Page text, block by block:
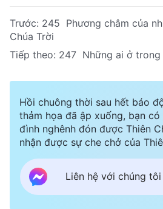
Trước: 245 Phương châm của
Chúa Trời
Tiếp theo: 247 Những ai ở
Hồi chuông thời sau hết báo
thảm họa đã ập xuống, bạn có
đình nghênh đón được Thiên
nhận được sự che chở của
Liên hệ với chúng